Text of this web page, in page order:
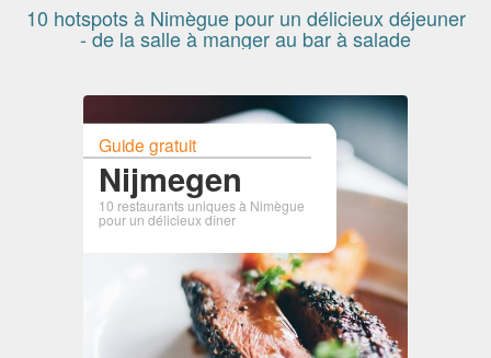
10 hotspots à Nimègue pour un délicieux déjeuner
- de la salle à manger au bar à salade
Guide gratuit
Nijmegen
10 restaurants uniques à Nimègue
pour un délicieux dîner